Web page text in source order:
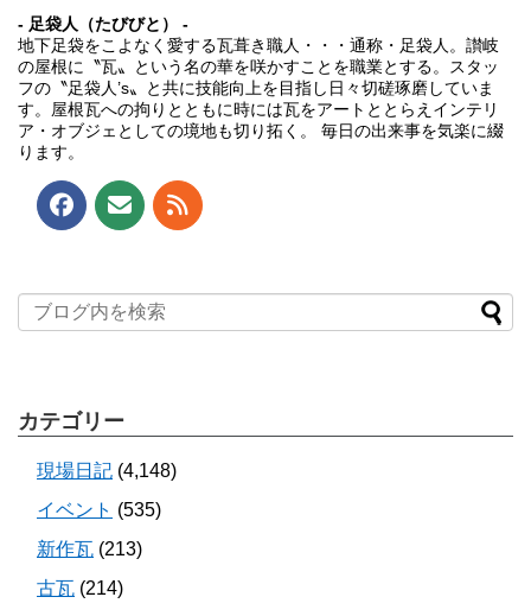
- 足袋人（たびびと） -
地下足袋をこよなく愛する瓦葺き職人・・・通称・足袋人。讃岐
の屋根に〝瓦〟という名の華を咲かすことを職業とする。スタッ
フの〝足袋人’s〟と共に技能向上を目指し日々切磋琢磨していま
す。屋根瓦への拘りとともに時には瓦をアートととらえインテリ
ア・オブジェとしての境地も切り拓く。 毎日の出来事を気楽に綴
ります。
カテゴリー
現場日記 (4,148)
イベント (535)
新作瓦 (213)
古瓦 (214)